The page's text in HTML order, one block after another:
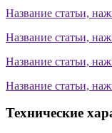
Название статьи,
Название статьи,
Название статьи,
Название статьи,
Технические